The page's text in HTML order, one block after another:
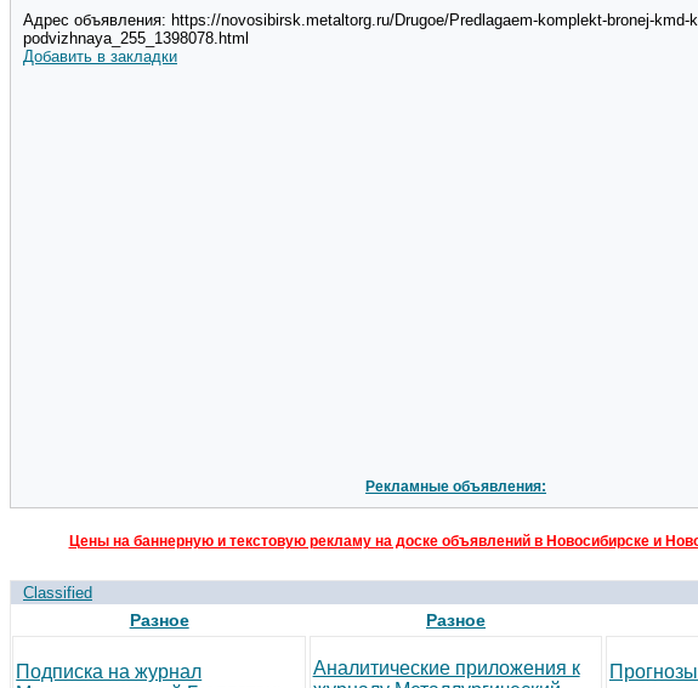
Адрес объявления: https://novosibirsk.metaltorg.ru/Drugoe/Predlagaem-komplekt-bronej-kmd-
podvizhnaya_255_1398078.html
Добавить в закладки
Рекламные объявления:
Цены на баннерную и текстовую рекламу на доске объявлений в Новосибирске и
Classified
Разное
Подписка на журнал
Разное
Аналитические приложения к